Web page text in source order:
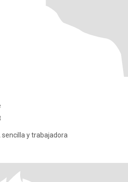
y trabajadora